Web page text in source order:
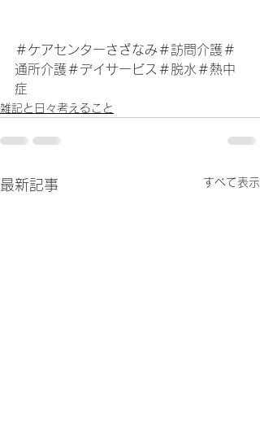
＃ケアセンターさざなみ＃訪問介護＃
通所介護＃デイサービス＃脱水＃熱中
症
雑記と日々考えること
最新記事 すべて表示